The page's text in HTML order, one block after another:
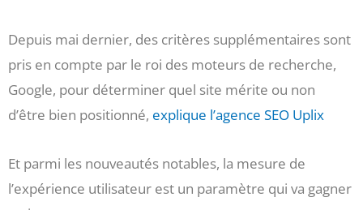
Depuis mai dernier, des critères supplémentaires sont
pris en compte par le roi des moteurs de recherche,
Google, pour déterminer quel site mérite ou non
d’être bien positionné, explique l’agence SEO Uplix
Et parmi les nouveautés notables, la mesure de
l’expérience utilisateur est un paramètre qui va gagner